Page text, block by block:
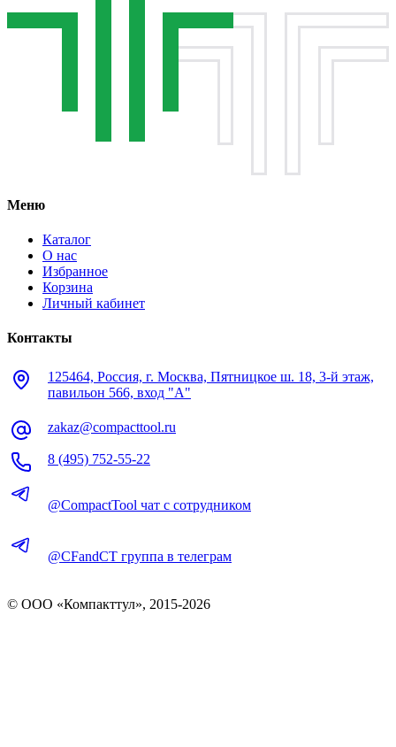
Меню
Каталог
О нас
Избранное
Корзина
Личный кабинет
Контакты
125464, Россия, г. Москва, Пятницкое ш. 18, 3-й этаж,
павильон 566, вход "А"
zakaz@compacttool.ru
8 (495) 752-55-22
@CompactTool чат с сотрудником
@CFandCT группа в телеграм
© OOO «Компакттул», 2015-2026